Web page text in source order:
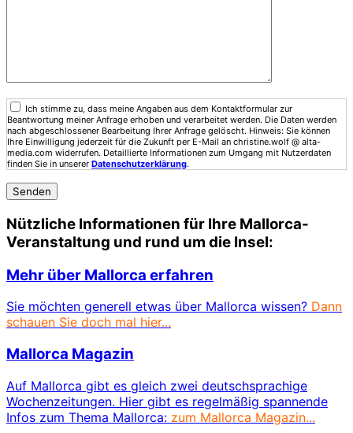
Ich stimme zu, dass meine Angaben aus dem Kontaktformular zur
Beantwortung meiner Anfrage erhoben und verarbeitet werden. Die Daten werden
nach abgeschlossener Bearbeitung Ihrer Anfrage gelöscht. Hinweis: Sie können
Ihre Einwilligung jederzeit für die Zukunft per E-Mail an christine.wolf @ alta-
media.com widerrufen. Detaillierte Informationen zum Umgang mit Nutzerdaten
finden Sie in unserer Datenschutzerklärung.
Nützliche Informationen für Ihre Mallorca-
Veranstaltung und rund um die Insel:
Mehr über Mallorca erfahren
Sie möchten generell etwas über Mallorca wissen? Dann
schauen Sie doch mal hier...
Mallorca Magazin
Auf Mallorca gibt es gleich zwei deutschsprachige
Wochenzeitungen. Hier gibt es regelmäßig spannende
Infos zum Thema Mallorca: zum Mallorca Magazin...